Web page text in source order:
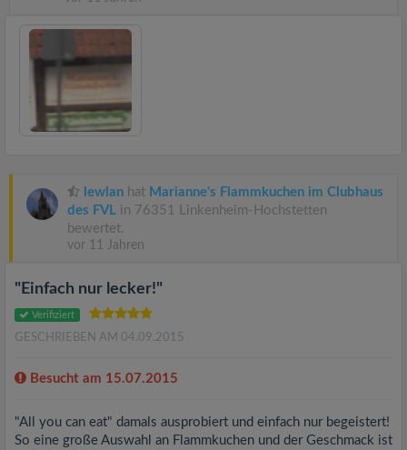
lewlan hat Marianne's Flammkuchen im Clubhaus
des FVL in 76351 Linkenheim-Hochstetten
bewertet.
vor 11 Jahren
"Einfach nur lecker!"
Verifiziert
GESCHRIEBEN AM 04.09.2015
Besucht am 15.07.2015
"All you can eat" damals ausprobiert und einfach nur begeistert!
So eine große Auswahl an Flammkuchen und der Geschmack ist